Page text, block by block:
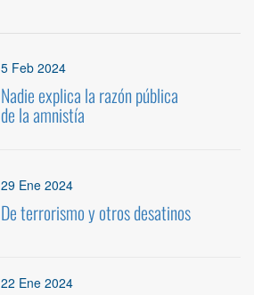
5 Feb 2024
Nadie explica la razón pública
de la amnistía
29 Ene 2024
De terrorismo y otros desatinos
22 Ene 2024